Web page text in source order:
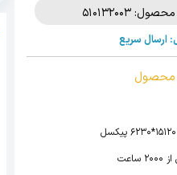
510132003
ارسال سریع
محصول
15120*6230 پیکسل
ساعت